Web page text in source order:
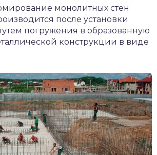
монолитных стен
после установки
погружения в образованную
конструкции в виде